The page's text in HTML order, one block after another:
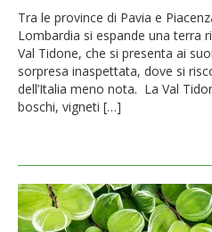
Tra le province di Pavia e
Lombardia si espande una terra
Val Tidone, che si presenta ai
sorpresa inaspettata, dove si
dell’Italia meno nota. La Val
boschi, vigneti […]